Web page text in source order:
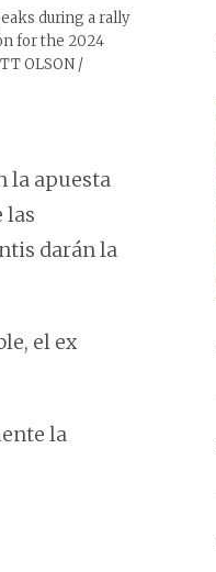
during a rally
for the 2024
OLSON /
la apuesta
las
darán la
el ex
la